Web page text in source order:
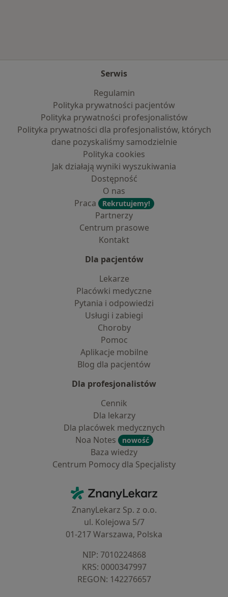
Serwis
Regulamin
Polityka prywatności pacjentów
Polityka prywatności profesjonalistów
Polityka prywatności dla profesjonalistów, których
dane pozyskaliśmy samodzielnie
Polityka cookies
Jak działają wyniki wyszukiwania
Dostępność
O nas
Praca
Rekrutujemy!
Partnerzy
Centrum prasowe
Kontakt
Dla pacjentów
Lekarze
Placówki medyczne
Pytania i odpowiedzi
Usługi i zabiegi
Choroby
Pomoc
Aplikacje mobilne
Blog dla pacjentów
Dla profesjonalistów
Cennik
Dla lekarzy
Dla placówek medycznych
Noa Notes
nowość
Baza wiedzy
Centrum Pomocy dla Specjalisty
ZnanyLekarz - Strona główna
ZnanyLekarz Sp. z o.o.
ul. Kolejowa 5/7
01-217 Warszawa, Polska
NIP: ⁠7010224868
KRS: ⁠0000347997
REGON: ⁠142276657